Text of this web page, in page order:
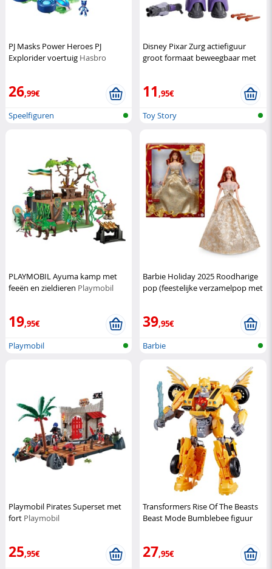
PJ Masks Power Heroes PJ
Explorider voertuig Hasbro
26,99€
Speelfiguren
Disney Pixar Zurg actiefiguur
groot formaat beweegbaar met
11,95€
Toy Story
PLAYMOBIL Ayuma kamp met
feeën en zieldieren Playmobil
19,95€
Playmobil
Barbie Holiday 2025 Roodharige
pop (feestelijke verzamelpop met
39,95€
Barbie
Playmobil Pirates Superset met
fort Playmobil
25,95€
Transformers Rise Of The Beasts
Beast Mode Bumblebee figuur
27,95€